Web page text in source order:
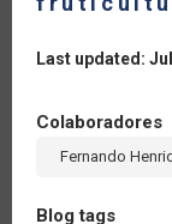
Last updated:
Colaboradores
Fernando
Blog tags